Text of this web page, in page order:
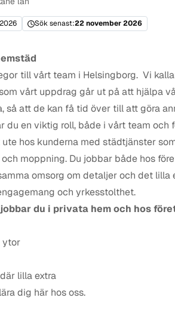
Sök senast:22 november 2026
till vårt team i Helsingborg. Vi
vårt uppdrag går ut på att hjälpa
så att de kan få tid över till att göra
du en viktig roll, både i vårt team och
hos kunderna med städtjänster
moppning. Du jobbar både hos
omsorg om detaljer och det lilla
och yrkesstolthet.
du i privata hem och hos
ytor
lilla extra
dig här hos oss.